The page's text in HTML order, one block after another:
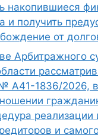
накопившиеся
и получить
от
Арбитражного
А41-1836/2026,
и